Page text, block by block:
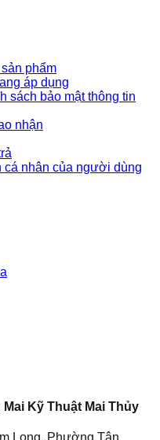
phẩm
áp dụng
sách bảo mật thông tin
nhận
cá nhân của người dùng
Kỹ Thuật Mai Thủy
Long, Phường Tân